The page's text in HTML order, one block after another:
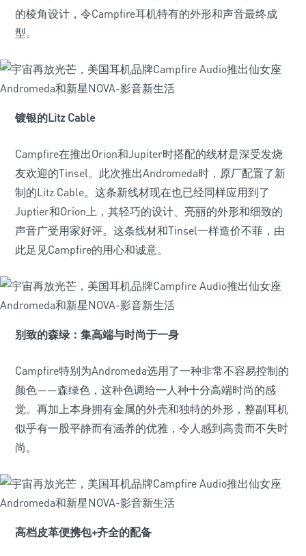
的棱角设计，令Campfire耳机特有的外形和声音最终成
型。
镀银的Litz Cable
Campfire在推出Orion和Jupiter时搭配的线材是深受发烧
友欢迎的Tinsel。此次推出Andromeda时，原厂配置了新
制的Litz Cable。这条新线材现在也已经同样应用到了
Juptier和Orion上，其轻巧的设计、亮丽的外形和细致的
声音广受用家好评。这条线材和Tinsel一样造价不菲，由
此足见Campfire的用心和诚意。
别致的森绿：集高端与时尚于一身
Campfire特别为Andromeda选用了一种非常不容易控制的
颜色——森绿色，这种色调给一人种十分高端时尚的感
觉。再加上本身拥有金属的外壳和独特的外形，整副耳机
似乎有一股平静而有涵养的优雅，令人感到高贵而不失时
尚。
高档皮革便携包+齐全的配备